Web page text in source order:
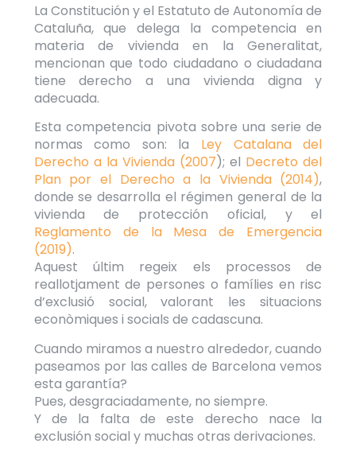
La Constitución y el Estatuto de Autonomía de
Cataluña, que delega la competencia en
materia de vivienda en la Generalitat,
mencionan que todo ciudadano o ciudadana
tiene derecho a una vivienda digna y
adecuada.
Esta competencia pivota sobre una serie de
normas como son: la Ley Catalana del
Derecho a la Vivienda (2007); el Decreto del
Plan por el Derecho a la Vivienda (2014),
donde se desarrolla el régimen general de la
vivienda de protección oficial, y el
Reglamento de la Mesa de Emergencia
(2019).
Aquest últim regeix els processos de
reallotjament de persones o famílies en risc
d’exclusió social, valorant les situacions
econòmiques i socials de cadascuna.
Cuando miramos a nuestro alrededor, cuando
paseamos por las calles de Barcelona vemos
esta garantía?
Pues, desgraciadamente, no siempre.
Y de la falta de este derecho nace la
exclusión social y muchas otras derivaciones.